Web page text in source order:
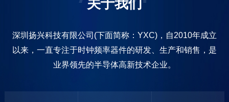
关于我们
深圳扬兴科技有限公司(下面简称：YXC)，自2010年成立
以来，一直专注于时钟频率器件的研发、生产和销售，是
业界领先的半导体高新技术企业。